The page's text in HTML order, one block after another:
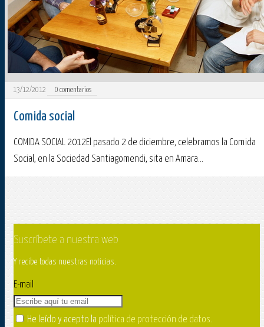
13/12/2012 0 comentarios
Comida social
COMIDA SOCIAL 2012El pasado 2 de diciembre, celebramos la Comida
Social, en la Sociedad Santiagomendi, sita en Amara...
Suscríbete a nuestra web
Y recibe todas nuestras noticias.
E-mail
He leído y acepto la política de protección de datos.